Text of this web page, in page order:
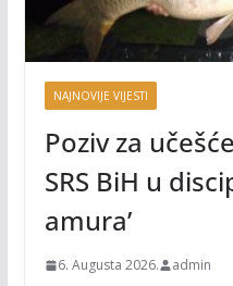
NAJNOVIJE VIJESTI
Poziv za
SRS BiH u
amura’
6. Augusta 2026. admin